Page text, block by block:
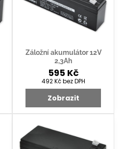
Záložní akumulátor 12V
2,3Ah
595 Kč
492 Kčbez DPH
Zobrazit